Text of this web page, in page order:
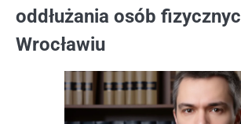
oddłużania osób
Wrocławiu